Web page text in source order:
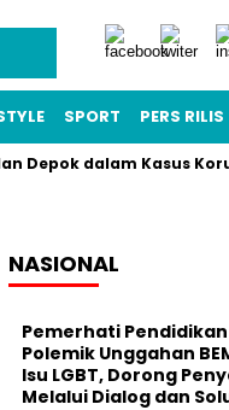
SPORT PERS RILIS
Depok dalam Kasus
NASIONAL
Pemerhati
Polemik Unggahan
Isu LGBT, Dorong
Melalui Dialog dan